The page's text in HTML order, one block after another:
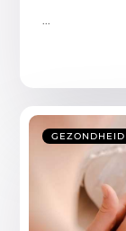
...
GEZONDHEID